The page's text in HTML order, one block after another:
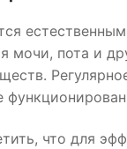
мочи, пота и
что для